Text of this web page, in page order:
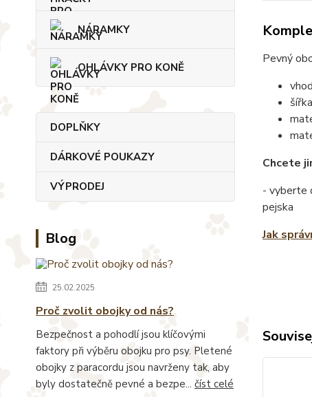
NÁRAMKY
OHLÁVKY PRO KONĚ
DOPLŇKY
DÁRKOVÉ POUKAZY
VÝPRODEJ
Blog
25.02.2025
Proč zvolit obojky od nás?
Bezpečnost a pohodlí jsou klíčovými
faktory při výběru obojku pro psy. Pletené
obojky z paracordu jsou navrženy tak, aby
byly dostatečně pevné a bezpe... číst celé
Pevný
Chcete
- vyberte
pejska
Jak